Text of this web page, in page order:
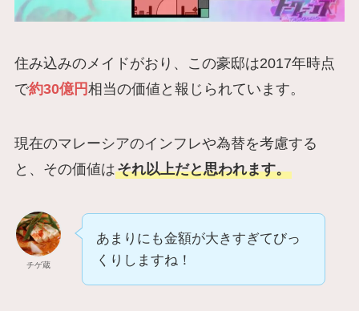
住み込みのメイドがおり、この豪邸は2017年時点
で約30億円相当の価値と報じられています。
現在のマレーシアのインフレや為替を考慮する
と、その価値はそれ以上だと思われます。
チゲ蔵
あまりにも金額が大きすぎてびっ
くりしますね！